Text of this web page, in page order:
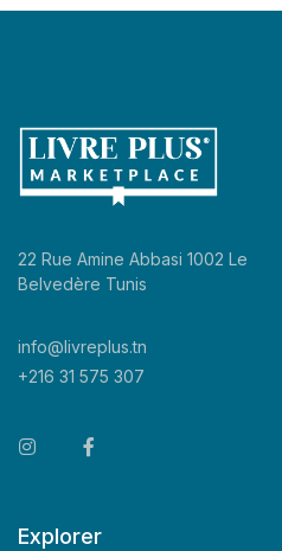
22 Rue Amine Abbasi 1002 Le
Belvedère Tunis
info@livreplus.tn
+216 31 575 307
Explorer